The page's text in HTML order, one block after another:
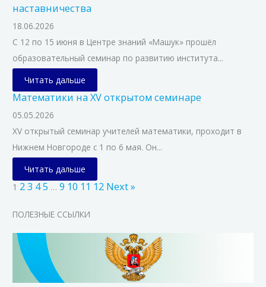
наставничества
18.06.2026
С 12 по 15 июня в Центре знаний «Машук» прошёл
образовательный семинар по развитию института...
Читать дальше
Математики на XV открытом семинаре
05.05.2026
XV открытый семинар учителей математики, проходит в
Нижнем Новгороде с 1 по 6 мая. Он...
Читать дальше
1 23 45 … 9 10 11 12 Next »
ПОЛЕЗНЫЕ ССЫЛКИ